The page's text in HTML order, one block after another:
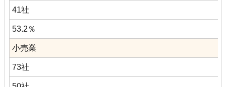
41社
53.2％
小売業
73社